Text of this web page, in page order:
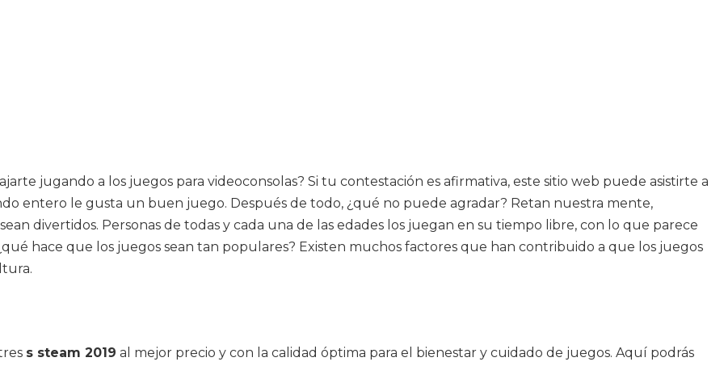
jugando a los juegos para videoconsolas? Si tu contestación es afirmativa, este sitio web puede asistirte a
entero le gusta un buen juego. Después de todo, ¿qué no puede agradar? Retan nuestra mente,
divertidos. Personas de todas y cada una de las edades los juegan en su tiempo libre, con lo que parece
hace que los juegos sean tan populares? Existen muchos factores que han contribuido a que los juegos
s steam 2019 al mejor precio y con la calidad óptima para el bienestar y cuidado de juegos. Aquí podrás